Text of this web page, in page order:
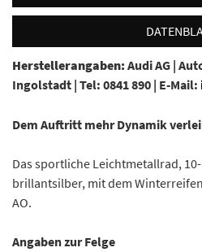
Herstellerangaben: Audi AG |
Ingolstadt | Tel: 0841 890 | E-Mail:
Dem Auftritt mehr Dynamik
Das sportliche Leichtmetallrad,
brillantsilber, mit dem
AO.
Angaben zur Felge